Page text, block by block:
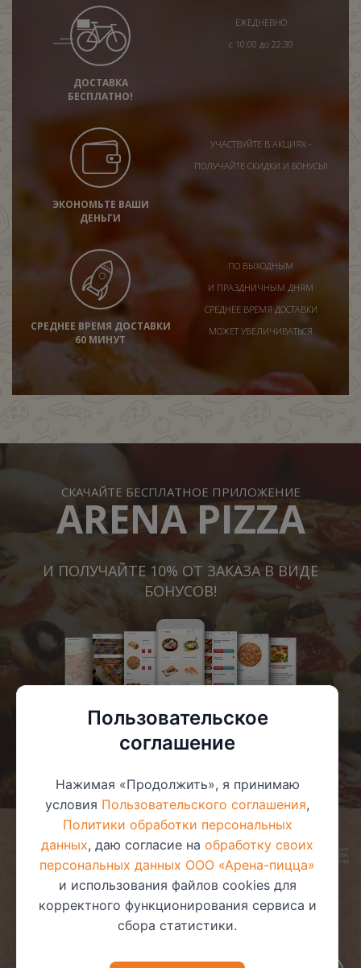
ДОСТАВКА
БЕСПЛАТНО!
ЕЖЕДНЕВНО
с 10:00 до 22:30
ЭКОНОМЬТЕ ВАШИ
ДЕНЬГИ
УЧАСТВУЙТЕ В АКЦИЯХ -
ПОЛУЧАЙТЕ СКИДКИ И БОНУСЫ!
СРЕДНЕЕ ВРЕМЯ ДОСТАВКИ
60 МИНУТ
ПО ВЫХОДНЫМ
И ПРАЗДНИЧНЫМ ДНЯМ
СРЕДНЕЕ ВРЕМЯ ДОСТАВКИ
МОЖЕТ УВЕЛИЧИВАТЬСЯ
СКАЧАЙТЕ БЕСПЛАТНОЕ ПРИЛОЖЕНИЕ
ARENA PIZZA
И ПОЛУЧАЙТЕ 10% ОТ ЗАКАЗА В ВИДЕ
БОНУСОВ!
© 2025 ООО «Арена-пицца»
УНП 391272611
Магазин зарегистрирован в торговом реестре 08.05.2017 №381622
Пользовательское
соглашение
Нажимая «Продолжить», я принимаю
условия Пользовательского соглашения,
Политики обработки персональных
данных, даю согласие на обработку своих
персональных данных ООО «Арена-пицца»
и использования файлов cookies для
корректного функционирования сервиса и
сбора статистики.